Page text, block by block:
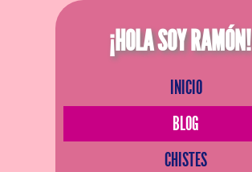
¡HOLA SOY RAMÓN!
INICIO
BLOG
CHISTES